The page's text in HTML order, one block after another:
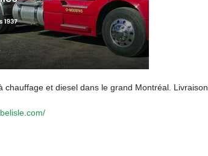
et diesel dans le grand Montréal. Livraison